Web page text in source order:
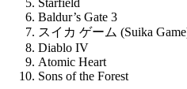
Starfield
Baldur’s Gate 3
スイカ ゲーム (Suika
Diablo IV
Atomic Heart
Sons of the Forest